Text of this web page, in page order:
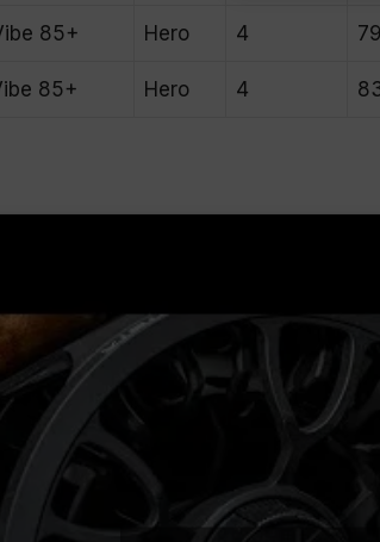
85+ Hero 4 79
85+ Hero 4